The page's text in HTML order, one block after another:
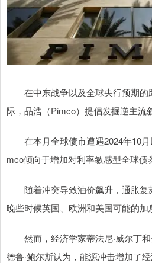
在中东战争以及全球央行预期的
际，品浩（Pimco）提倡发掘逆主流
在本月全球债市遭遇2024年10月
mco倾向于增加对利率敏感型全球债
随着冲突导致油价飙升，通胀复
晚些时候英国、欧洲和美国可能的加
然而，经济学家蒂法尼·威尔丁和
德鲁·鲍尔斯认为，能源冲击增加了经